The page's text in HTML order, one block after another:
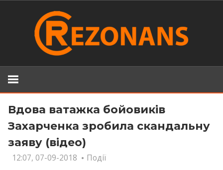
Вдова ватажка бoйoвиків
Захарченка зробила скaндaльну
заяву (відео)
12:07, 07-09-2018
Події